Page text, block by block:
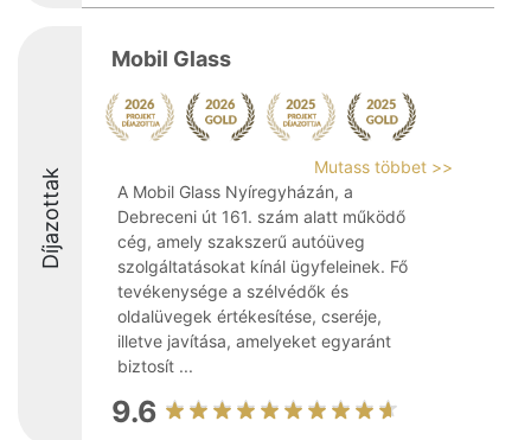
Díjazottak
Mobil Glass
Mutass többet >>
A Mobil Glass Nyíregyházán, a
Debreceni út 161. szám alatt működő
cég, amely szakszerű autóüveg
szolgáltatásokat kínál ügyfeleinek. Fő
tevékenysége a szélvédők és
oldalüvegek értékesítése, cseréje,
illetve javítása, amelyeket egyaránt
biztosít ...
9.6